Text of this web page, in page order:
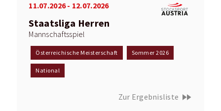
11.07.2026 - 12.07.2026
Staatsliga Herren
Mannschaftsspiel
Österreichische Meisterschaft Sommer 2026
National
Zur Ergebnisliste fast_forward